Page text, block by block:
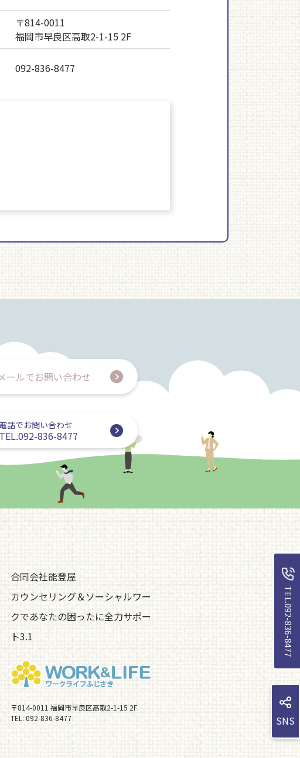
TEL.092-836-8477
SNS
〒814-0011
福岡市早良区高取2-1-15 2F
092-836-8477
ールでお問い合わせ
電話でお問い合わせ
TEL.092-836-8477
合同会社能登屋
カウンセリング＆ソーシャルワー
クであなたの困ったに全力サポー
ト3.1
〒814-0011 福岡市早良区高取2-1-15 2F
TEL: 092-836-8477